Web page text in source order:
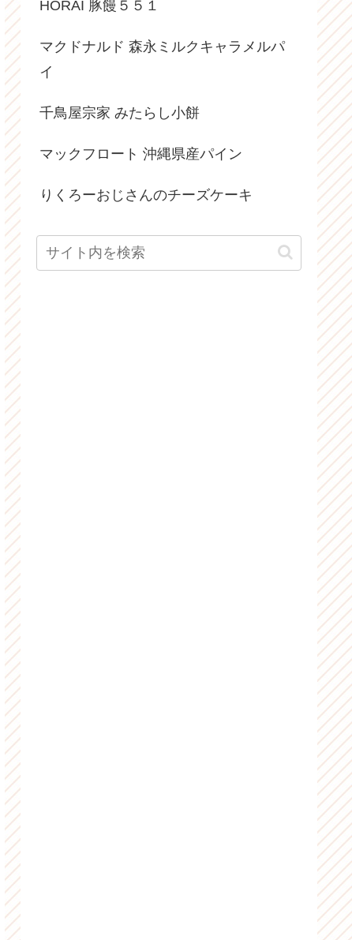
HORAI 豚饅５５１
マクドナルド 森永ミルクキャラメルパ
イ
千鳥屋宗家 みたらし小餅
マックフロート 沖縄県産パイン
りくろーおじさんのチーズケーキ